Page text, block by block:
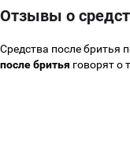
Отзывы о
Средства после бритья
после бритья говорят о